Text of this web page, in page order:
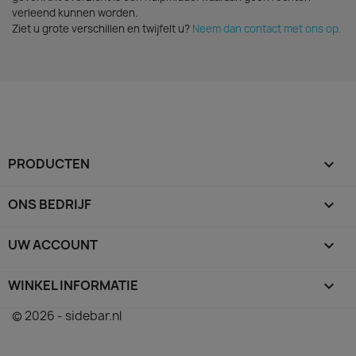
verleend kunnen worden.
Ziet u grote verschillen en twijfelt u? Neem dan contact met ons op.
PRODUCTEN 
ONS BEDRIJF 
UW ACCOUNT 
WINKEL INFORMATIE keyboard_arrow_down
© 2026 - sidebar.nl